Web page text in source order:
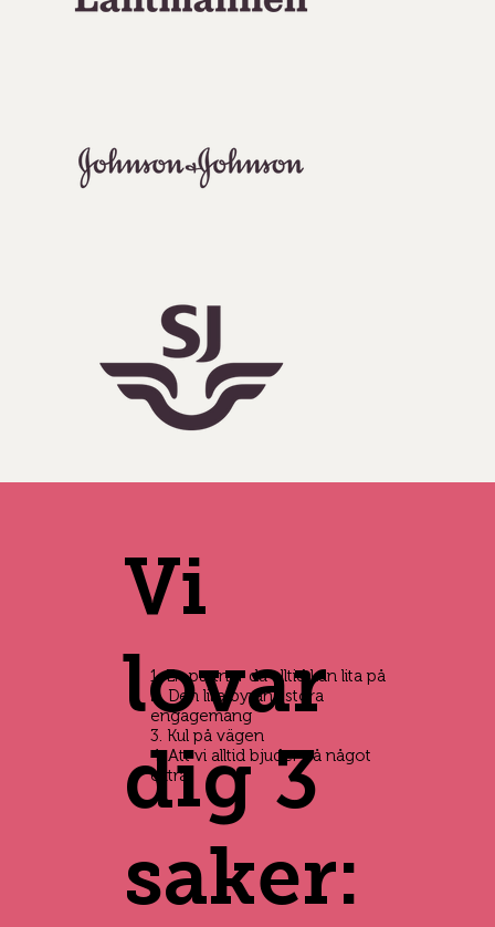
1. En partner du alltid kan lita på
2. Den lilla byråns stora
engagemang
3. Kul på vägen
4. Att vi alltid bjuder på något
extra
Vi
lovar
dig 3
saker: